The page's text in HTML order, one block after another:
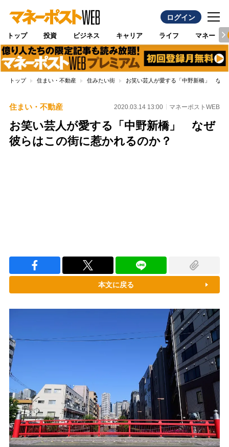
ログイン
トップ 投資 ビジネス キャリア ライフ マネー
トップ 住まい・不動産 住みたい街 お笑い芸人が愛する「中野新橋」 なぜ
住まい・不動産 2020.03.14 13:00 マネーポストWEB
お笑い芸人が愛する「中野新橋」 なぜ
彼らはこの街に惹かれるのか？
本文に戻る